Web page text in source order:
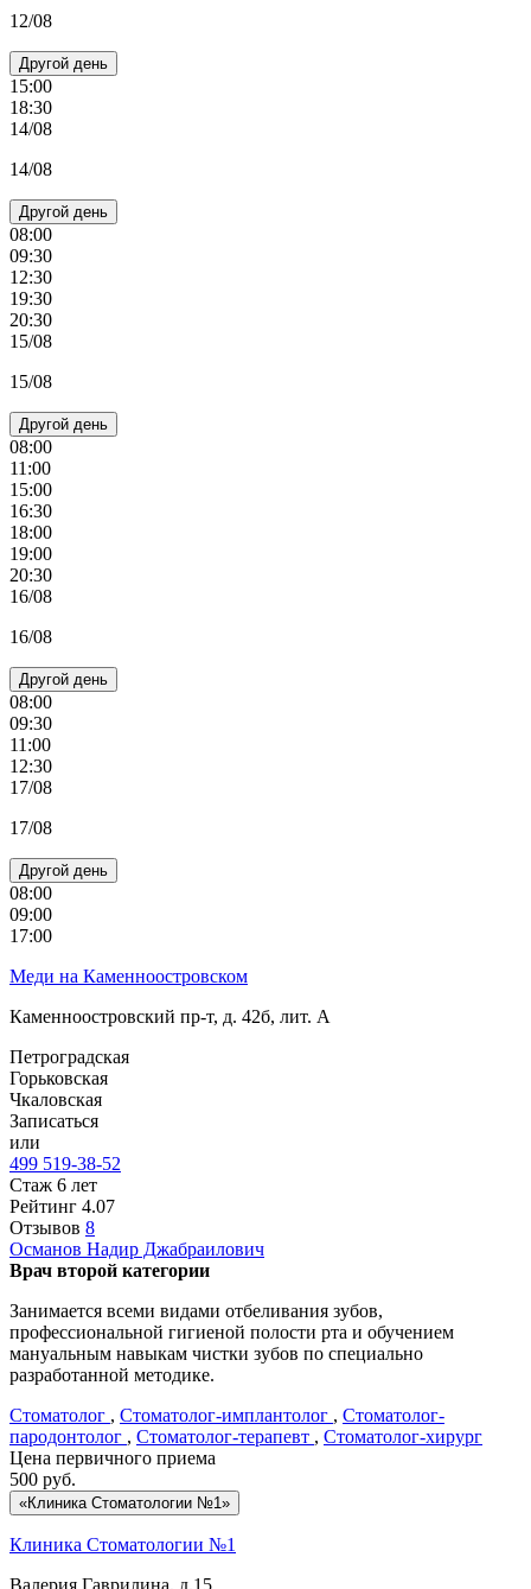
12/08
Другой день
15:00
18:30
14/08
14/08
Другой день
08:00
09:30
12:30
19:30
20:30
15/08
15/08
Другой день
08:00
11:00
15:00
16:30
18:00
19:00
20:30
16/08
16/08
Другой день
08:00
09:30
11:00
12:30
17/08
17/08
Другой день
08:00
09:00
17:00
Меди на Каменноостровском
Каменноостровский пр-т, д. 42б, лит. А
Петроградская
Горьковская
Чкаловская
Записаться
или
499 519-38-52
Стаж 6 лет
Рейтинг 4.07
Отзывов 8
Османов Надир Джабраилович
Врач второй категории
Занимается всеми видами отбеливания зубов,
профессиональной гигиеной полости рта и обучением
мануальным навыкам чистки зубов по специально
разработанной методике.
Стоматолог , Стоматолог-имплантолог , Стоматолог-
пародонтолог , Стоматолог-терапевт , Стоматолог-хирург
Цена первичного приема
500 руб.
«Клиника Стоматологии №1»
Клиника Стоматологии №1
Валерия Гаврилина, д.15